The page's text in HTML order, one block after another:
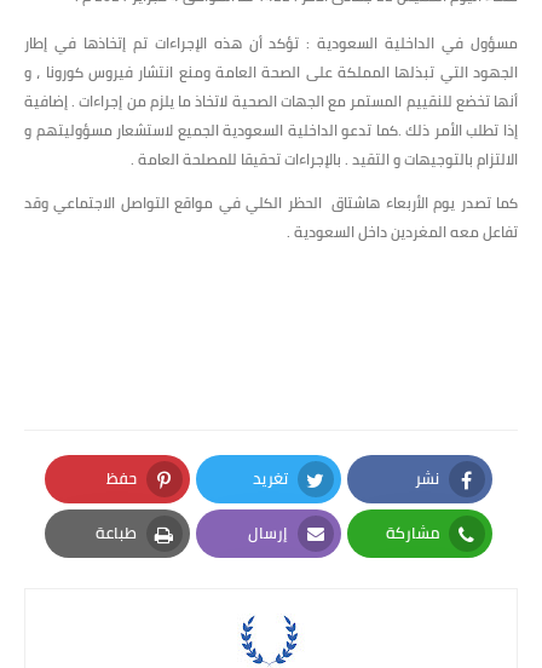
مسؤول في الداخلية السعودية : تؤكد أن هذه الإجراءات تم إتخاذها في إطار
الجهود التي تبذلها المملكة على الصحة العامة ومنع انتشار فيروس كورونا ، و
أنها تخضع للنقييم المستمر مع الجهات الصحية لاتخاذ ما يلزم من إجراءات . إضافية
إذا تطلب الأمر ذلك .كما تدعو الداخلية السعودية الجميع لاستشعار مسؤوليتهم و
الالتزام بالتوجيهات و التقيد . بالإجراءات تحقيقا للمصلحة العامة .
كما تصدر يوم الأربعاء هاشتاق الحظر الكلي في مواقع التواصل الاجتماعي وقد
تفاعل معه المغردين داخل السعودية .
نشر
Facebook
تغريد
Twitter
حفظ
Pinterest
مشاركة
Whatsapp
إرسال
Email
طباعة
Print